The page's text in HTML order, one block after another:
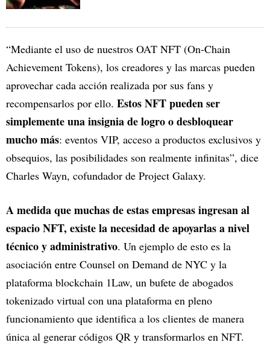
“Mediante el uso de nuestros OAT NFT (On-Chain
Achievement Tokens), los creadores y las marcas pueden
aprovechar cada acción realizada por sus fans y
recompensarlos por ello. Estos NFT pueden ser
simplemente una insignia de logro o desbloquear
mucho más: eventos VIP, acceso a productos exclusivos y
obsequios, las posibilidades son realmente infinitas”, dice
Charles Wayn, cofundador de Project Galaxy.
A medida que muchas de estas empresas ingresan al
espacio NFT, existe la necesidad de apoyarlas a nivel
técnico y administrativo. Un ejemplo de esto es la
asociación entre Counsel on Demand de NYC y la
plataforma blockchain 1Law, un bufete de abogados
tokenizado virtual con una plataforma en pleno
funcionamiento que identifica a los clientes de manera
única al generar códigos QR y transformarlos en NFT.